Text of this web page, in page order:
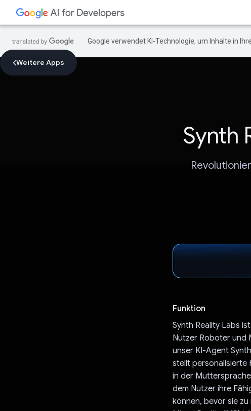
Google verwendet KI-Technologie, um Inhalte in
Weitere Apps
Synth
Funktion
Synth Reality Labs
Nutzer Roboter und
unser KI-Agent
stellt personalisierte
in der
dem Nutzer ihre
können, bevor sie